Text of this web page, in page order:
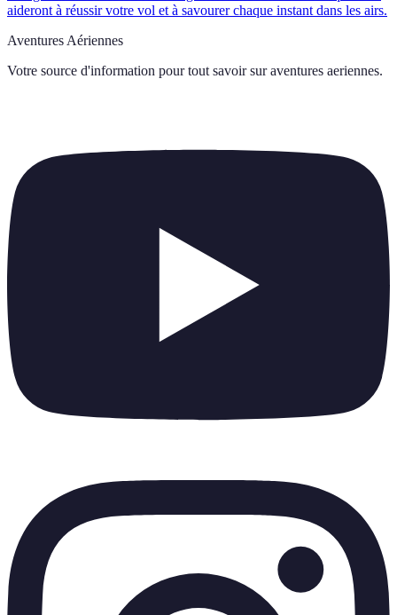
aideront à réussir votre vol et à savourer chaque instant dans les airs.
Aventures Aériennes
Votre source d'information pour tout savoir sur aventures aeriennes.